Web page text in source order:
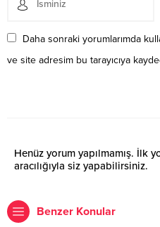
Daha sonraki yorumlarımda
ve site adresim bu tarayıcıya
Henüz yorum yapılmamış. İlk
aracılığıyla siz yapabilirsiniz.
Benzer Konular